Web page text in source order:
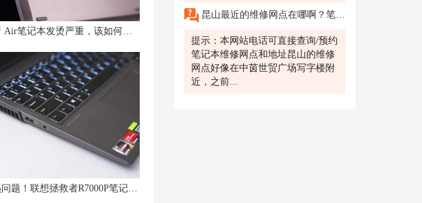
联想小新 Air笔记本发烫严重，该如何应对？
拯救发热问题！联想拯救者R7000P笔记本散热技巧大公开！
昆山最近的维修网点在哪啊？笔记本摄像头被禁用怎么解除，老板通知视频会议，摄像头打不开？
提示：本网站电话可直接查询/预约
笔记本维修网点和地址昆山的维修
网点好像在中茵世贸广场写字楼附
近，之前...